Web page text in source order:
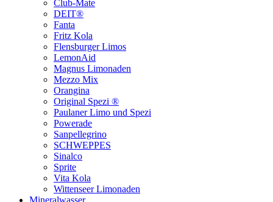
Club-Mate
DEIT®
Fanta
Fritz Kola
Flensburger Limos
LemonAid
Magnus Limonaden
Mezzo Mix
Orangina
Original Spezi ®
Paulaner Limo und Spezi
Powerade
Sanpellegrino
SCHWEPPES
Sinalco
Sprite
Vita Kola
Wittenseer Limonaden
Mineralwasser